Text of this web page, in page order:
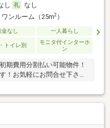
し
なし
ンルーム（25m2）
金なし 一人暮らし
トイレ別
モニタ付インターホ
ン
期費用分割払い可能物件！
！お気軽にお問合せ下さ